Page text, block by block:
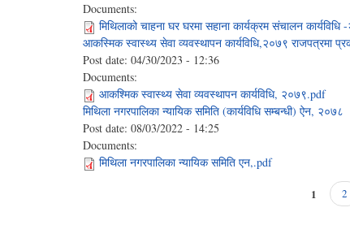
Documents:
मिथिलाको चाहना घर घरमा सहाना कार्यक्रम संचालन
आकस्मिक स्वास्थ्य सेवा व्यवस्थापन कार्यविधि,२०७९ राजपत्रमा
Post date: 04/30/2023 - 12:36
Documents:
आकश्मिक स्वास्थ्य सेवा व्यवस्थापन कार्यविधि, २०७९.pdf
मिथिला नगरपालिका न्यायिक समिति (कार्यविधि सम्बन्धी) ऐन, २०७८
Post date: 08/03/2022 - 14:25
Documents:
मिथिला नगरपालिका न्यायिक समिति एन,.pdf
1 2